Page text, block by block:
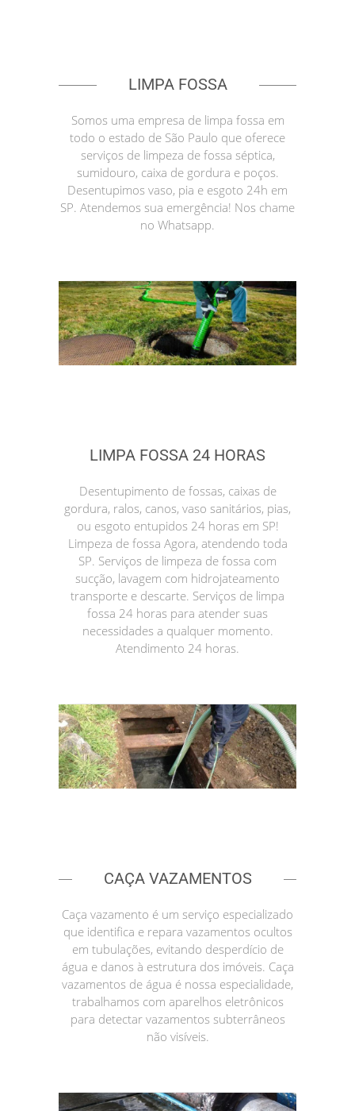
LIMPA FOSSA
Somos uma empresa de limpa fossa em
todo o estado de São Paulo que oferece
serviços de limpeza de fossa séptica,
sumidouro, caixa de gordura e poços.
Desentupimos vaso, pia e esgoto 24h em
SP. Atendemos sua emergência! Nos chame
no Whatsapp.
LIMPA FOSSA 24 HORAS
Desentupimento de fossas, caixas de
gordura, ralos, canos, vaso sanitários, pias,
ou esgoto entupidos 24 horas em SP!
Limpeza de fossa Agora, atendendo toda
SP. Serviços de limpeza de fossa com
sucção, lavagem com hidrojateamento
transporte e descarte. Serviços de limpa
fossa 24 horas para atender suas
necessidades a qualquer momento.
Atendimento 24 horas.
CAÇA VAZAMENTOS
Caça vazamento é um serviço especializado
que identifica e repara vazamentos ocultos
em tubulações, evitando desperdício de
água e danos à estrutura dos imóveis. Caça
vazamentos de água é nossa especialidade,
trabalhamos com aparelhos eletrônicos
para detectar vazamentos subterrâneos
não visíveis.